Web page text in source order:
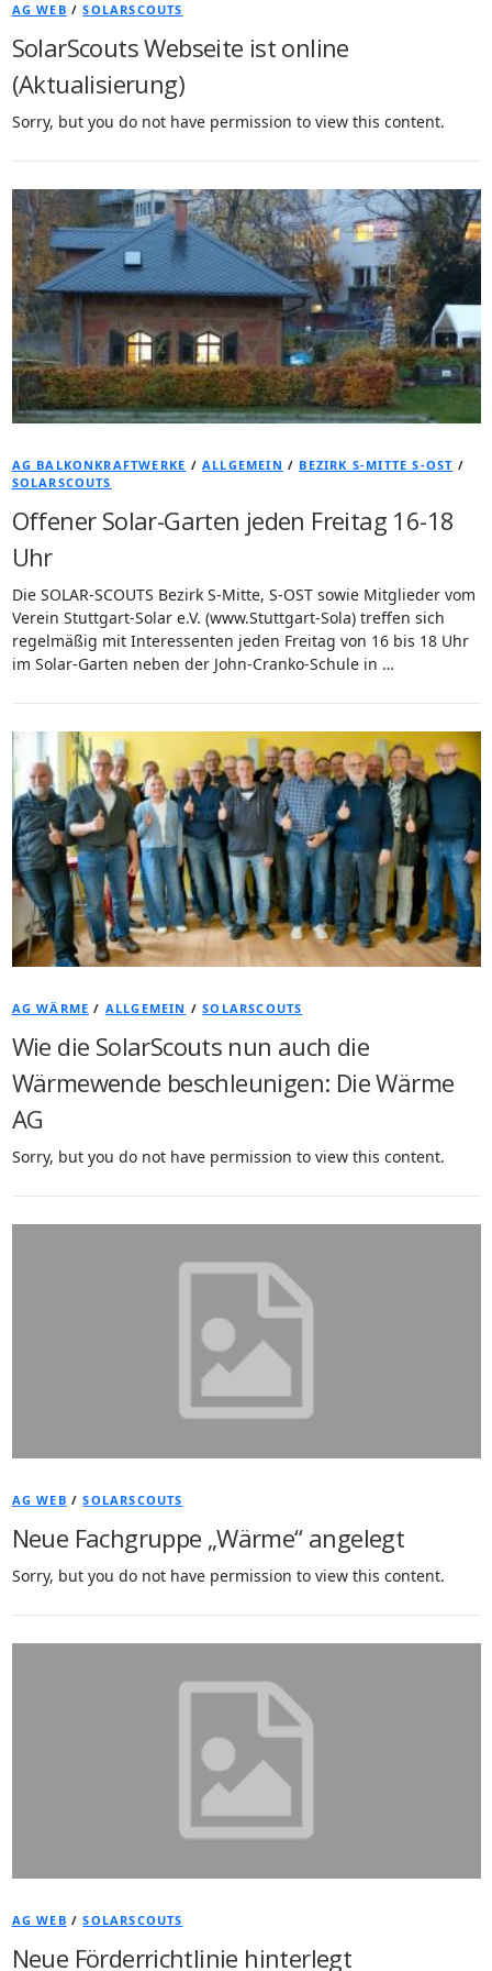
AG WEB /SOLARSCOUTS
SolarScouts Webseite ist online
(Aktualisierung)
Sorry, but you do not have permission to view this content.
AG BALKONKRAFTWERKE / ALLGEMEIN / BEZIRK S-MITTE S-OST /
SOLARSCOUTS
Offener Solar-Garten jeden Freitag 16-18
Uhr
Die SOLAR-SCOUTS Bezirk S-Mitte, S-OST sowie Mitglieder vom
Verein Stuttgart-Solar e.V. (www.Stuttgart-Sola) treffen sich
regelmäßig mit Interessenten jeden Freitag von 16 bis 18 Uhr
im Solar-Garten neben der John-Cranko-Schule in …
AG WÄRME / ALLGEMEIN /SOLARSCOUTS
Wie die SolarScouts nun auch die
Wärmewende beschleunigen: Die Wärme
AG
Sorry, but you do not have permission to view this content.
AG WEB /SOLARSCOUTS
Neue Fachgruppe „Wärme“ angelegt
Sorry, but you do not have permission to view this content.
AG WEB /SOLARSCOUTS
Neue Förderrichtlinie hinterlegt